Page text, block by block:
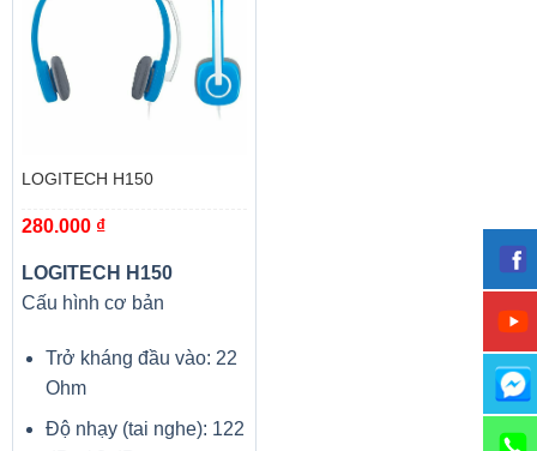
LOGITECH H150
280.000 ₫
LOGITECH H150
Cấu hình cơ bản
Trở kháng đầu vào: 22
Ohm
Độ nhạy (tai nghe): 122